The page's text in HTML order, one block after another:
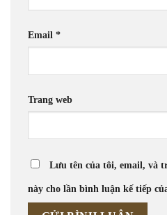
Email *
Trang web
Lưu tên của tôi, email, và
này cho lần bình luận kế tiếp